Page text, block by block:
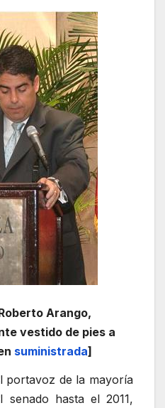
Arango,
vestido de pies a
suministrada]
portavoz de la mayoría
senado hasta el 2011,